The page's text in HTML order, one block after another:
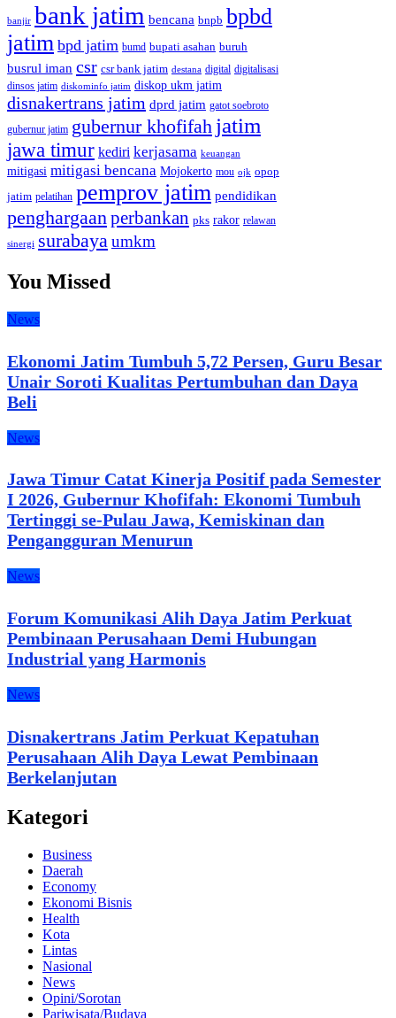
banjir bank jatim bencana bnpb bpbd
jatim bpd jatim bumd bupati asahan buruh
busrul iman csr csr bank jatim destana digital digitalisasi
dinsos jatim diskominfo jatim diskop ukm jatim
disnakertrans jatim dprd jatim gatot soebroto
gubernur jatim gubernur khofifah jatim
jawa timur kediri kerjasama keuangan
mitigasi mitigasi bencana Mojokerto mou ojk opop
jatim pelatihan pemprov jatim pendidikan
penghargaanperbankan pks rakor relawan
sinergi surabayaumkm
You Missed
News
Ekonomi Jatim Tumbuh 5,72 Persen, Guru Besar
Unair Soroti Kualitas Pertumbuhan dan Daya
Beli
News
Jawa Timur Catat Kinerja Positif pada Semester
I 2026, Gubernur Khofifah: Ekonomi Tumbuh
Tertinggi se-Pulau Jawa, Kemiskinan dan
Pengangguran Menurun
News
Forum Komunikasi Alih Daya Jatim Perkuat
Pembinaan Perusahaan Demi Hubungan
Industrial yang Harmonis
News
Disnakertrans Jatim Perkuat Kepatuhan
Perusahaan Alih Daya Lewat Pembinaan
Berkelanjutan
Kategori
Business
Daerah
Economy
Ekonomi Bisnis
Health
Kota
Lintas
Nasional
News
Opini/Sorotan
Pariwisata/Budaya